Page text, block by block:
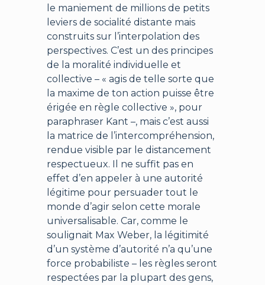
le maniement de millions de petits
leviers de socialité distante mais
construits sur l’interpolation des
perspectives. C’est un des principes
de la moralité individuelle et
collective – « agis de telle sorte que
la maxime de ton action puisse être
érigée en règle collective », pour
paraphraser Kant –, mais c’est aussi
la matrice de l’intercompréhension,
rendue visible par le distancement
respectueux. Il ne suffit pas en
effet d’en appeler à une autorité
légitime pour persuader tout le
monde d’agir selon cette morale
universalisable. Car, comme le
soulignait Max Weber, la légitimité
d’un système d’autorité n’a qu’une
force probabiliste – les règles seront
respectées par la plupart des gens,